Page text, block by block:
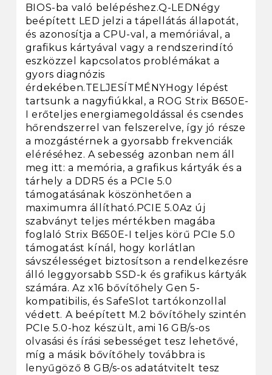
BIOS-ba való belépéshez.Q-LEDNégy
beépített LED jelzi a tápellátás állapotát,
és azonosítja a CPU-val, a memóriával, a
grafikus kártyával vagy a rendszerindító
eszközzel kapcsolatos problémákat a
gyors diagnózis
érdekében.TELJESÍTMÉNYHogy lépést
tartsunk a nagyfiúkkal, a ROG Strix B650E-
I erőteljes energiamegoldással és csendes
hőrendszerrel van felszerelve, így jó része
a mozgástérnek a gyorsabb frekvenciák
eléréséhez. A sebesség azonban nem áll
meg itt: a memória, a grafikus kártyák és a
tárhely a DDR5 és a PCIe 5.0
támogatásának köszönhetően a
maximumra állítható.PCIE 5.0Az új
szabványt teljes mértékben magába
foglaló Strix B650E-I teljes körű PCIe 5.0
támogatást kínál, hogy korlátlan
sávszélességet biztosítson a rendelkezésre
álló leggyorsabb SSD-k és grafikus kártyák
számára. Az x16 bővítőhely Gen 5-
kompatibilis, és SafeSlot tartókonzollal
védett. A beépített M.2 bővítőhely szintén
PCIe 5.0-hoz készült, ami 16 GB/s-os
olvasási és írási sebességet tesz lehetővé,
míg a másik bővítőhely továbbra is
lenyűgöző 8 GB/s-os adatátvitelt tesz